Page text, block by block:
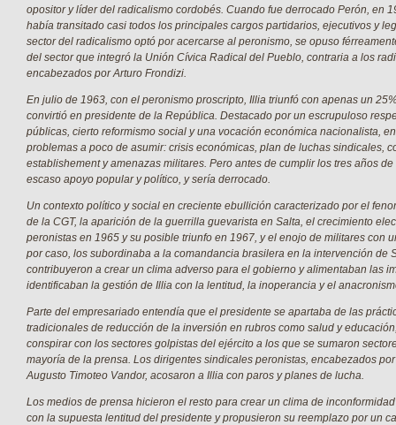
opositor y líder del radicalismo cordobés. Cuando fue derrocado Perón, en
había transitado casi todos los principales cargos partidarios, ejecutivos y
sector del radicalismo optó por acercarse al peronismo, se opuso
del sector que integró la Unión Cívica Radical del Pueblo, contraria a los
encabezados por Arturo Frondizi.
En julio de 1963, con el peronismo proscripto, Illia triunfó con apenas un
convirtió en presidente de la República. Destacado por un escrupuloso
públicas, cierto reformismo social y una vocación económica nacionalista,
problemas a poco de asumir: crisis económicas, plan de luchas sindicales,
establishement y amenazas militares. Pero antes de cumplir los tres años
escaso apoyo popular y político, y sería derrocado.
Un contexto político y social en creciente ebullición caracterizado por el
de la CGT, la aparición de la guerrilla guevarista en Salta, el crecimiento
peronistas en 1965 y su posible triunfo en 1967, y el enojo de militares con
por caso, los subordinaba a la comandancia brasilera en la intervención de
contribuyeron a crear un clima adverso para el gobierno y alimentaban las
identificaban la gestión de Illia con la lentitud, la inoperancia y el
Parte del empresariado entendía que el presidente se apartaba de las
tradicionales de reducción de la inversión en rubros como salud y
conspirar con los sectores golpistas del ejército a los que se sumaron
mayoría de la prensa. Los dirigentes sindicales peronistas, encabezados
Augusto Timoteo Vandor, acosaron a Illia con paros y planes de lucha.
Los medios de prensa hicieron el resto para crear un clima de
con la supuesta lentitud del presidente y propusieron su reemplazo por un